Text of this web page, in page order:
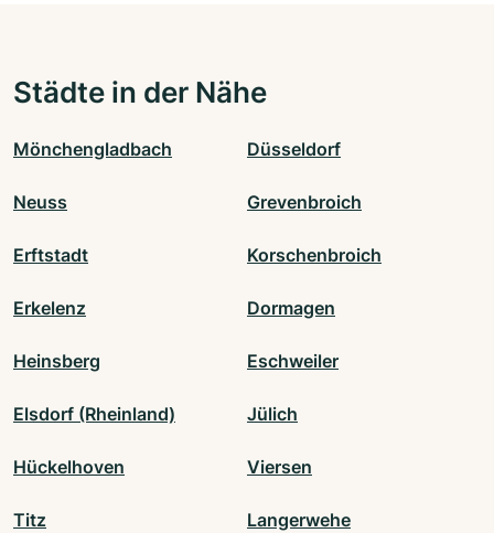
Städte in der Nähe
Mönchengladbach Düsseldorf
Neuss Grevenbroich
Erftstadt Korschenbroich
Erkelenz Dormagen
Heinsberg Eschweiler
Elsdorf (Rheinland) Jülich
Hückelhoven Viersen
Titz Langerwehe